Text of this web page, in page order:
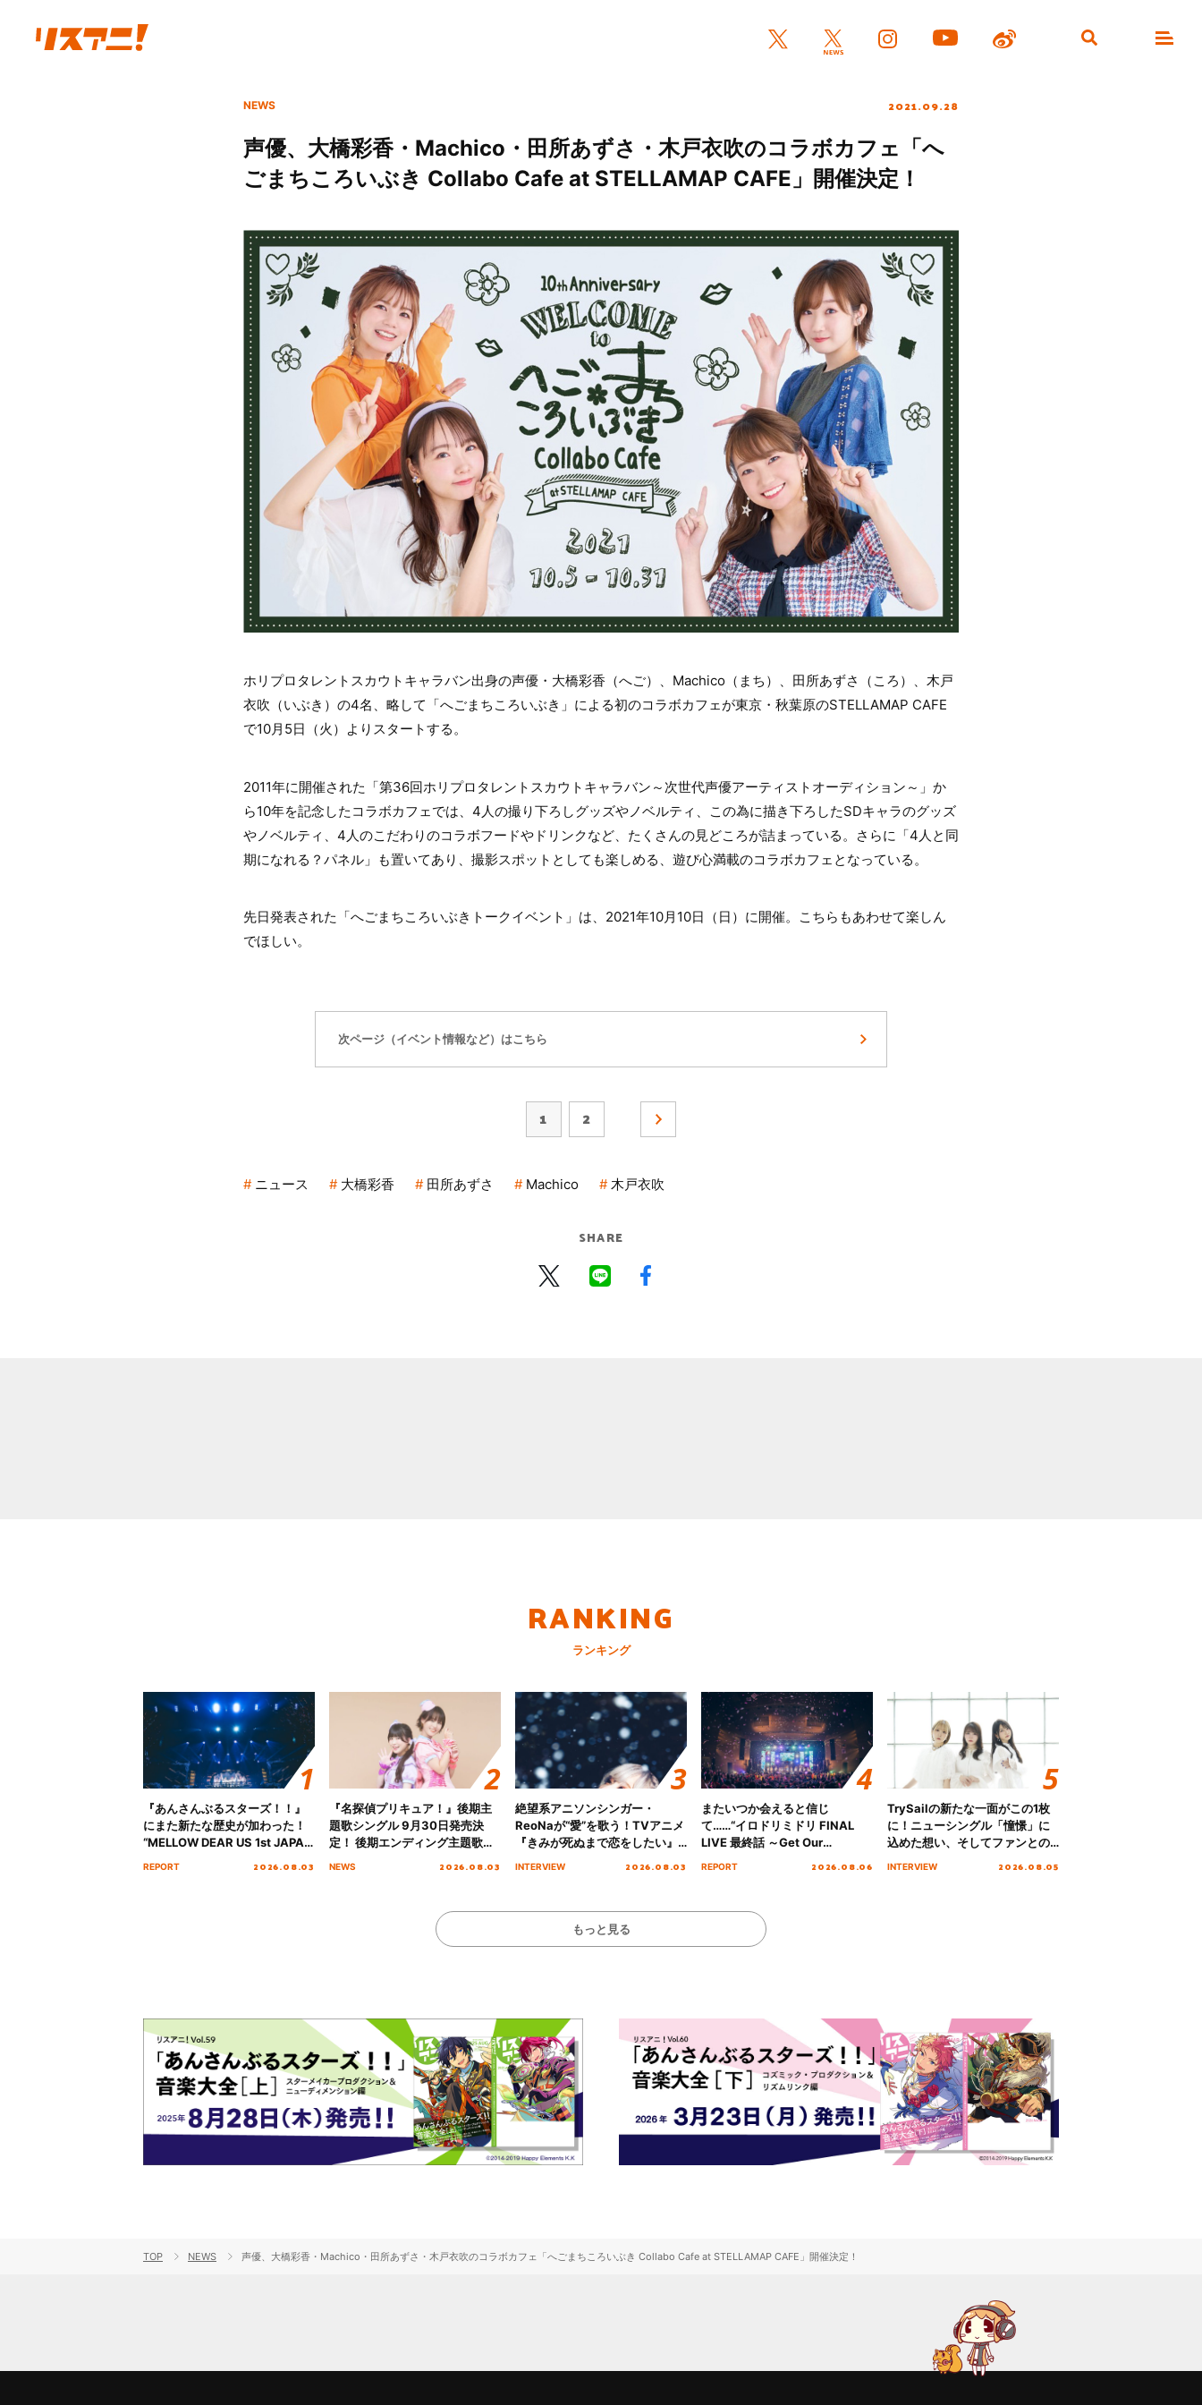
NEWS 2021.09.28
声優、大橋彩香・Machico・田所あずさ・木戸衣吹のコラボカフェ「へ
ごまちころいぶき Collabo Cafe at STELLAMAP CAFE」開催決定！
ホリプロタレントスカウトキャラバン出身の声優・大橋彩香（へご）、Machico（まち）、田所あずさ（ころ）、木戸
衣吹（いぶき）の4名、略して「へごまちころいぶき」による初のコラボカフェが東京・秋葉原のSTELLAMAP CAFE
で10月5日（火）よりスタートする。
2011年に開催された「第36回ホリプロタレントスカウトキャラバン～次世代声優アーティストオーディション～」か
ら10年を記念したコラボカフェでは、4人の撮り下ろしグッズやノベルティ、この為に描き下ろしたSDキャラのグッズ
やノベルティ、4人のこだわりのコラボフードやドリンクなど、たくさんの見どころが詰まっている。さらに「4人と同
期になれる？パネル」も置いてあり、撮影スポットとしても楽しめる、遊び心満載のコラボカフェとなっている。
先日発表された「へごまちころいぶきトークイベント」は、2021年10月10日（日）に開催。こちらもあわせて楽しん
でほしい。
次ページ（イベント情報など）はこちら
1 2
ニュース 大橋彩香 田所あずさ Machico 木戸衣吹
SHARE
RANKING
ランキング
『あんさんぶるスターズ！！』
にまた新たな歴史が加わった！
“MELLOW DEAR US 1st JAPAN
REPORT 2026.08.03
『名探偵プリキュア！』後期主
題歌シングル 9月30日発売決
定！ 後期エンディング主題歌
NEWS 2026.08.03
絶望系アニソンシンガー・
ReoNaが“愛”を歌う！TVアニメ
『きみが死ぬまで恋をしたい』
INTERVIEW 2026.08.03
またいつか会えると信じ
て……“イロドリミドリ FINAL
LIVE 最終話 ～Get Our
REPORT 2026.08.06
TrySailの新たな一面がこの1枚
に！ニューシングル「憧憬」に
込めた想い、そしてファンとの
INTERVIEW 2026.08.05
もっと見る
TOP NEWS 声優、大橋彩香・Machico・田所あずさ・木戸衣吹のコラボカフェ「へごまちころいぶき Collabo Cafe at STELLAMAP CAFE」開催決定！